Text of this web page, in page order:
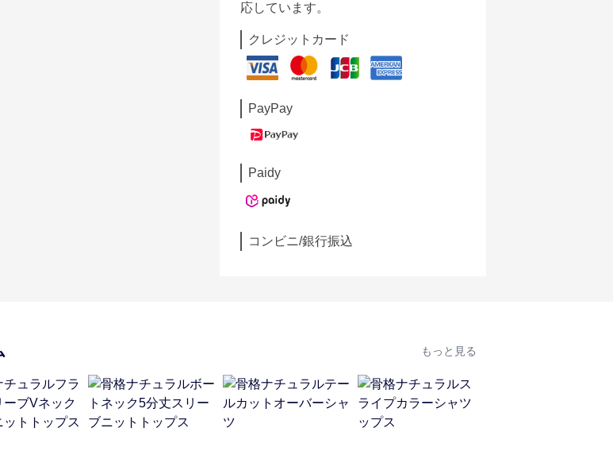
応しています。
クレジットカード
PayPay
Paidy
コンビニ/銀行振込
もっと見る